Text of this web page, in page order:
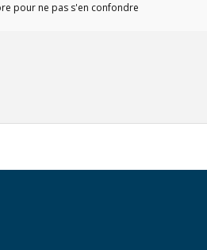
pour ne pas s'en confondre